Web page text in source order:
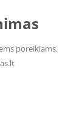
poreikiams.